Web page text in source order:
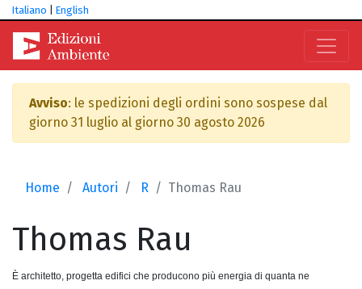
Italiano English
Avviso: le spedizioni degli ordini sono sospese dal
giorno 31 luglio al giorno 30 agosto 2026
Home Autori R Thomas Rau
Thomas Rau
È architetto, progetta edifici che producono più energia di quanta ne